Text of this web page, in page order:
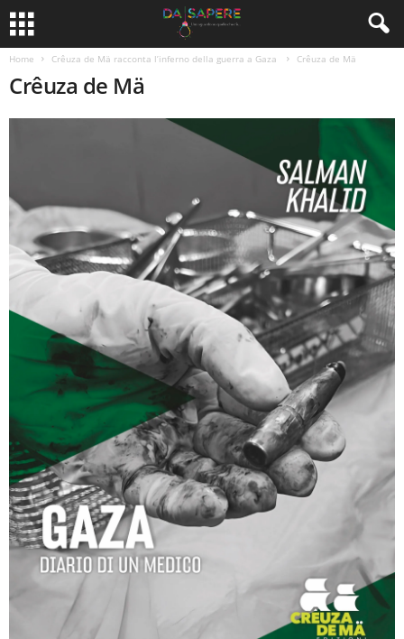
Home Crêuza de Mä racconta l’inferno della guerra a Gaza Crêuza de Mä
Crêuza de Mä